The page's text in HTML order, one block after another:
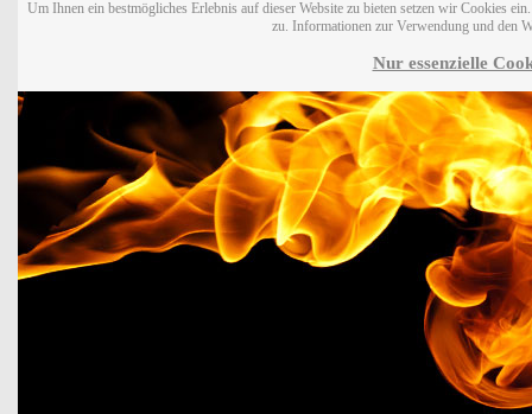
Um Ihnen ein bestmögliches Erlebnis auf dieser Website zu bieten setzen wir Cookies
zu. Informationen zur Verwendung und den
Nur essenzielle